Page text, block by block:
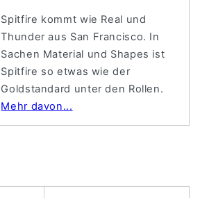
Spitfire kommt wie Real und
Thunder aus San Francisco. In
Sachen Material und Shapes ist
Spitfire so etwas wie der
Goldstandard unter den Rollen.
Mehr davon...